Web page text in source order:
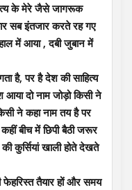
के मेरे जैसे जागरूक
सब इंतजार करते रह गए
में आया , दबी जुबान में
है, पर है देश की साहित्य
दो नाम जोड़ो किसी ने
ने कहा नाम तय है पर
बीच में छिपी बैठी जरूर
कुर्सियां खाली होते देखते
तैयार हों और समय